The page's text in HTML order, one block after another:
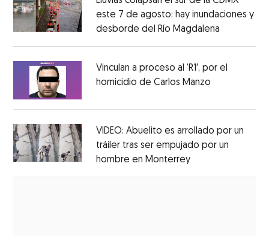
este 7 de agosto: hay inundaciones y
desborde del Río Magdalena
Vinculan a proceso al ’R1′, por el
homicidio de Carlos Manzo
VIDEO: Abuelito es arrollado por un
tráiler tras ser empujado por un
hombre en MonterreyOpens in new